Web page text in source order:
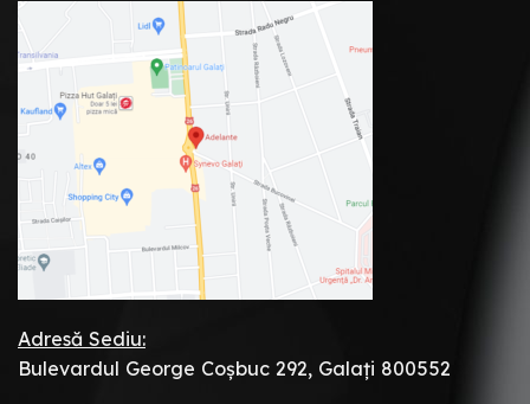
Adresă Sediu:
Bulevardul George Coșbuc 292, Galați 800552